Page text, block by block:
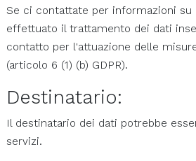
Se ci contattate per informazioni su
effettuato il trattamento dei dati
contatto per l'attuazione delle
(articolo 6 (1) (b) GDPR).
Destinatario:
Il destinatario dei dati potrebbe
servizi.